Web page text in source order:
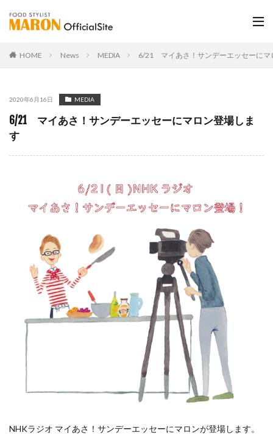
HOME News MEDIA 6/21 マイあさ！サンデーエッセーにマ
2020年6月16日 MEDIA
6/21 マイあさ！サンデーエッセーにマロン登場しま
す
NHKラジオ マイあさ！サンデーエッセーにマロンが登場します。